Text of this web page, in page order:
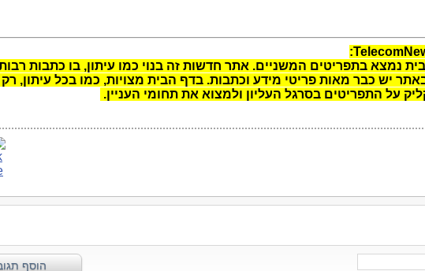
נמצא בתפריטים המשניים. אתר חדשות זה בנוי כמו עיתון, בו כתבות
יש כבר מאות פריטי מידע וכתבות. בדף הבית מצויות, כמו בכל עיתון,
על התפריטים בסרגל העליון ולמצוא את תחומי העניין.